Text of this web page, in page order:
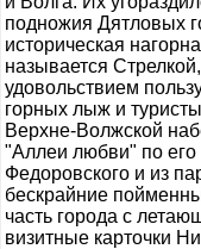
подножия Дятловых
историческая
называется
удовольствием
горных лыж и
Верхне-Волжской
"Аллеи любви" по его
Федоровского и из
бескрайние
часть города с
визитные карточки